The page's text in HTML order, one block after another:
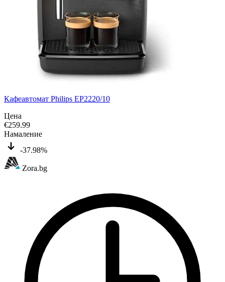
Кафеавтомат Philips EP2220/10
Цена
€259.99
Намаление
-37.98%
Zora.bg